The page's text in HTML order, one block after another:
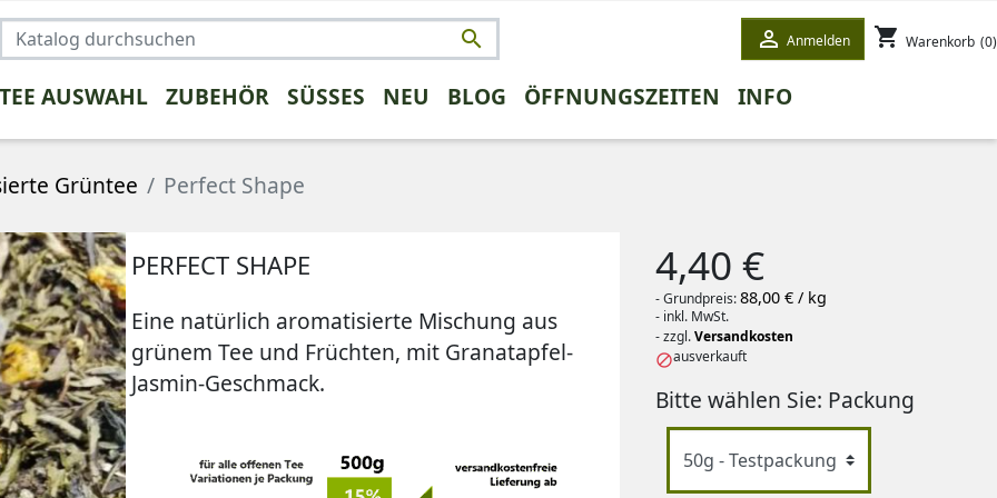
  Anmelden shopping_cart Warenkorb (0)
FRÜCHTETEE KRÄUTERTEE
AUSWAHL
KAFFEE UMSTEIGER
ZUBEHÖR SÜSSES NEU BLOG ÖFFNUNGSZEITEN INFO
Grüntee Perfect Shape
PERFECT SHAPE
Eine natürlich aromatisierte Mischung aus
grünem Tee und Früchten, mit Granatapfel-
Jasmin-Geschmack.
4,40 €
- Grundpreis:88,00 € / kg
- inkl. MwSt.
- zzgl.Versandkosten
ausverkauft
Bitte wählen Sie: Packung